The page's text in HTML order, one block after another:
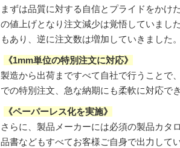
まずは品質に対する自信とプライドをかけ
の値上げとなり注文減少は覚悟していまし
もあり、逆に注文数は増加していきました。
《1mm単位の特別注文に対応》
製造から出荷まですべて自社で行うことで
での特別注文、急な納期にも柔軟に対応で
《ペーパーレス化を実施》
さらに、製品メーカーには必須の製品カタ
品書などもすべてお客様ご自身で出力して